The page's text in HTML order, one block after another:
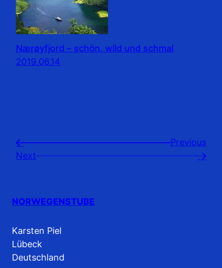
Nærøyfjord – schön, wild und schmal
2019.06.14
←
Previousㅤ
Next
→
NORWEGENSTUBE
Karsten Piel
Lübeck
Deutschland